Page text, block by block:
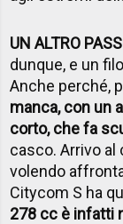
UN ALTRO
dunque, e un
Anche perché,
manca, con un
corto, che fa
casco. Arrivo
volendo
Citycom S ha
278 cc è infatti